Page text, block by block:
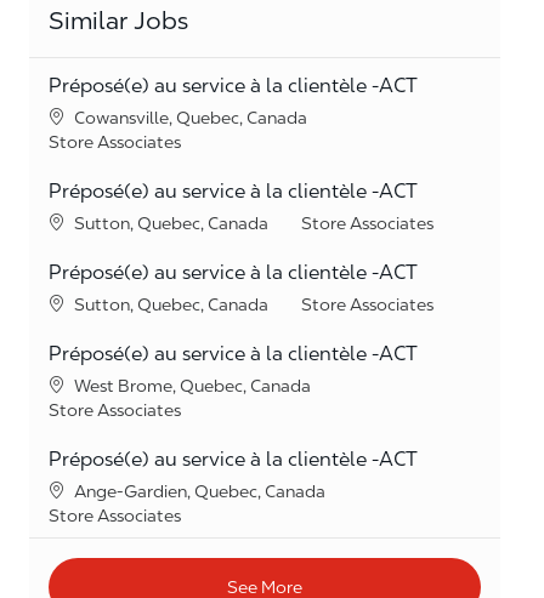
Similar Jobs
Préposé(e) au service à la clientèle -ACT
Location
Cowansville, Quebec, Canada
Category
Store Associates
Préposé(e) au service à la clientèle -ACT
Location
Sutton, Quebec, Canada Category
Store Associates
Préposé(e) au service à la clientèle -ACT
Location
Sutton, Quebec, Canada Category
Store Associates
Préposé(e) au service à la clientèle -ACT
Location
West Brome, Quebec, Canada
Category
Store Associates
Préposé(e) au service à la clientèle -ACT
Location
Ange-Gardien, Quebec, Canada
Category
Store Associates
See More